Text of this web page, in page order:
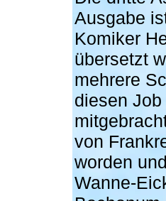
Ausgabe
Komiker
übersetzt
mehrere
diesen
von
worden
Wanne-